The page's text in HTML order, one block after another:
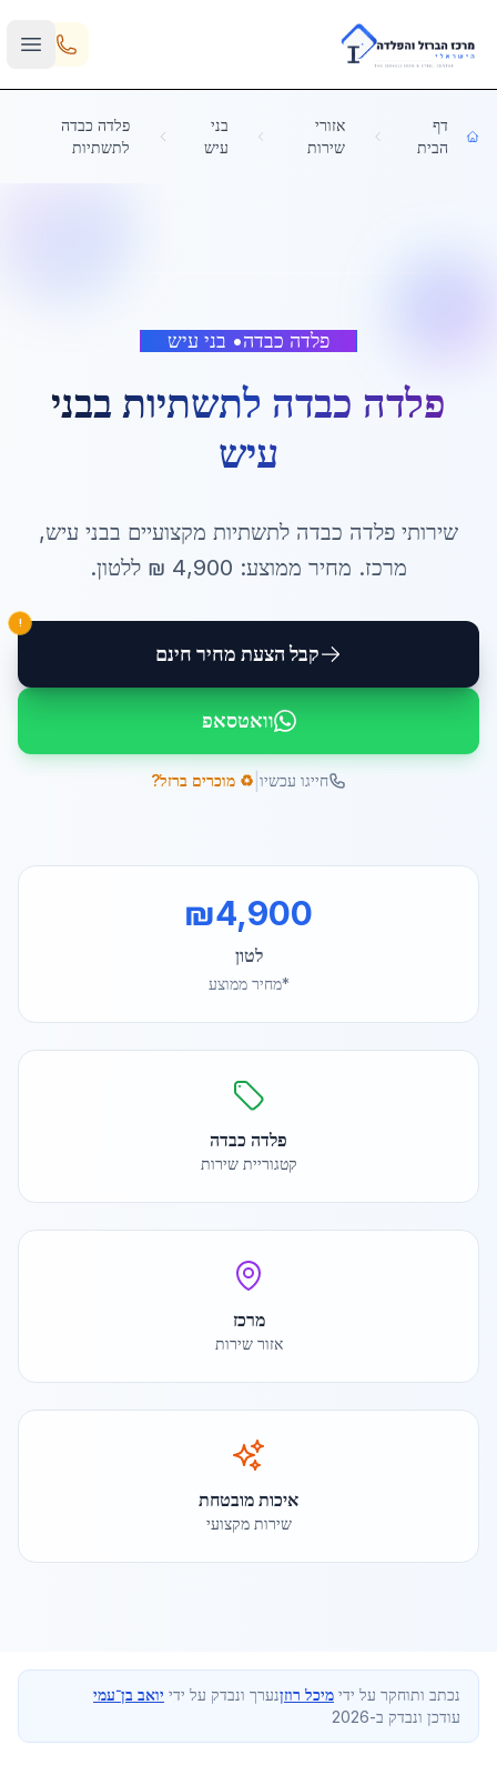
Skip to main content
דף
הבית
אזורי
שירות
בני
עיש
פלדה כבדה
לתשתיות
פלדה כבדה• בני עיש
פלדה כבדה לתשתיות בבני
עיש
שירותי פלדה כבדה לתשתיות מקצועיים בבני עיש,
מרכז. מחיר ממוצע: 4,900 ₪ ללטון.
קבל הצעת מחיר חינם
!
וואטסאפ
חייגו עכשיו ♻️ מוכרים ברזל?
₪4,900
לטון
*מחיר ממוצע
פלדה כבדה
קטגוריית שירות
מרכז
אזור שירות
איכות מובטחת
שירות מקצועי
נכתב ותוחקר על ידי מיכל רוזןנערך ונבדק על ידי יואב בן־עמי
עודכן ונבדק ב-2026